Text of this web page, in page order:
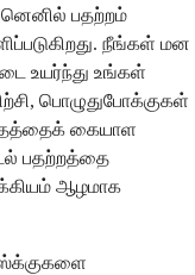
பதற்றம்
நீங்கள் மன
உயர்ந்து உங்கள்
பொழுதுபோக்குகள்
கையாள
பதற்றத்தை
ஆழமாக